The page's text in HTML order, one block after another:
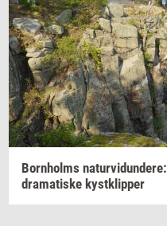
Born­holms na­tur­vi­dun­de­re:
dra­ma­ti­ske kyst­klip­per